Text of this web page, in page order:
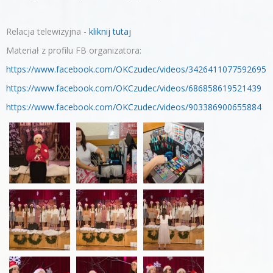
Relacja telewizyjna - kliknij tutaj
Materiał z profilu FB organizatora:
https://www.facebook.com/OKCzudec/videos/3426411077592695
https://www.facebook.com/OKCzudec/videos/686858619521439
https://www.facebook.com/OKCzudec/videos/903386900655884